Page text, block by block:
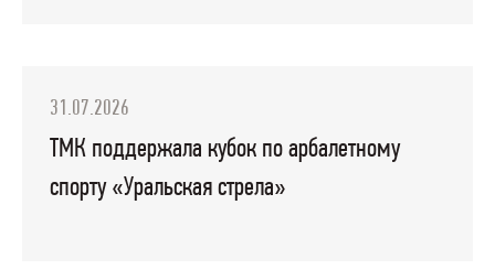
31.07.2026
ТМК поддержала кубок по арбалетному
спорту «Уральская стрела»